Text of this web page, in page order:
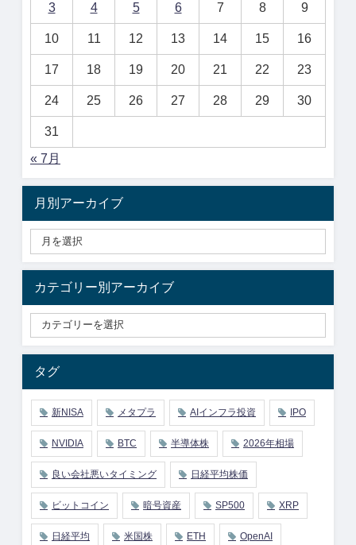
3 4 5 6 7 8 9
10 11 12 13 14 15 16
17 18 19 20 21 22 23
24 25 26 27 28 29 30
31
« 7月
月別アーカイブ
カテゴリー別アーカイブ
タグ
新NISA メタプラ AIインフラ投資 IPO
NVIDIA BTC 半導体株 2026年相場
良い会社悪いタイミング 日経平均株価
ビットコイン 暗号資産 SP500 XRP
日経平均 米国株 ETH OpenAI